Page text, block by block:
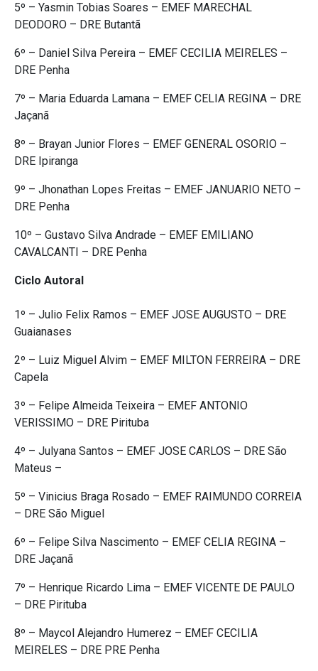
5º – Yasmin Tobias Soares – EMEF MARECHAL
DEODORO – DRE Butantã
6º – Daniel Silva Pereira – EMEF CECILIA MEIRELES –
DRE Penha
7º – Maria Eduarda Lamana – EMEF CELIA REGINA – DRE
Jaçanã
8º – Brayan Junior Flores – EMEF GENERAL OSORIO –
DRE Ipiranga
9º – Jhonathan Lopes Freitas – EMEF JANUARIO NETO –
DRE Penha
10º – Gustavo Silva Andrade – EMEF EMILIANO
CAVALCANTI – DRE Penha
Ciclo Autoral
1º – Julio Felix Ramos – EMEF JOSE AUGUSTO – DRE
Guaianases
2º – Luiz Miguel Alvim – EMEF MILTON FERREIRA – DRE
Capela
3º – Felipe Almeida Teixeira – EMEF ANTONIO
VERISSIMO – DRE Pirituba
4º – Julyana Santos – EMEF JOSE CARLOS – DRE São
Mateus –
5º – Vinicius Braga Rosado – EMEF RAIMUNDO CORREIA
– DRE São Miguel
6º – Felipe Silva Nascimento – EMEF CELIA REGINA –
DRE Jaçanã
7º – Henrique Ricardo Lima – EMEF VICENTE DE PAULO
– DRE Pirituba
8º – Maycol Alejandro Humerez – EMEF CECILIA
MEIRELES – DRE PRE Penha